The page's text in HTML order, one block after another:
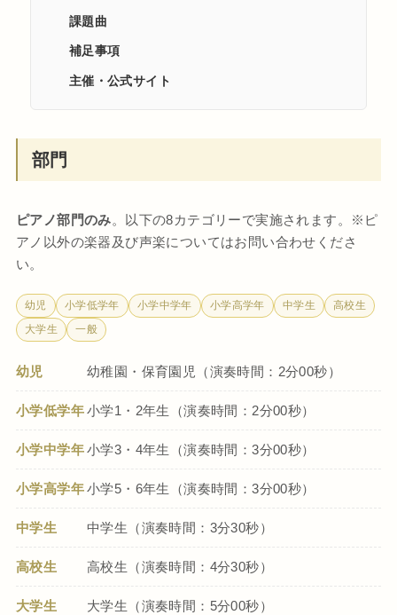
課題曲
補足事項
主催・公式サイト
部門
ピアノ部門のみ。以下の8カテゴリーで実施されます。※ピ
アノ以外の楽器及び声楽についてはお問い合わせくださ
い。
幼児 小学低学年 小学中学年 小学高学年 中学生
高校生
大学生
一般
幼児 幼稚園・保育園児（演奏時間：2分00秒）
小学低学年小学1・2年生（演奏時間：2分00秒）
小学中学年小学3・4年生（演奏時間：3分00秒）
小学高学年小学5・6年生（演奏時間：3分00秒）
中学生 中学生（演奏時間：3分30秒）
高校生 高校生（演奏時間：4分30秒）
大学生 大学生（演奏時間：5分00秒）